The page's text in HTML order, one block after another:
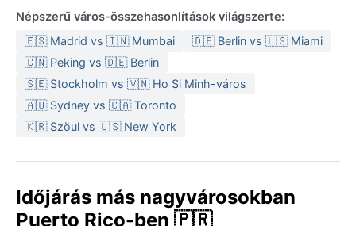
pamutruha, vízhatlan kabát és kényelmes szandál –
A legkedvezőbb időszak decembertől áprilisig tart,
amikor kevesebb a csapadék, a nap gyakrabban süt,
és a hőség is elviselhetőbb. Kiemelendő időjárási
jelenség a hurrikánszezon, amely hivatalosan június
elsejétől november végéig tart, ilyenkor trópusi
passzátszél enyhíti a forróságot és hozza a
nedvességet, ami az esőerdők bujaságát táplálja.
Népszerű város-összehasonlítások világszerte:
🇪🇸 Madrid vs 🇮🇳 Mumbai
🇩🇪 Berlin vs 🇺🇸 Miami
🇨🇳 Peking vs 🇩🇪 Berlin
🇸🇪 Stockholm vs 🇻🇳 Ho Si Minh-város
🇦🇺 Sydney vs 🇨🇦 Toronto
🇰🇷 Szöul vs 🇺🇸 New York
Időjárás más nagyvárosokban
Puerto Rico-ben 🇵🇷